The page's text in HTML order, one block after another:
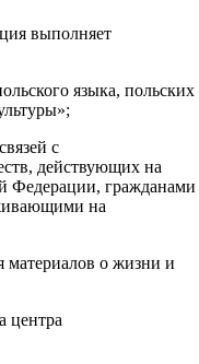
выполняет
языка, польских
с
действующих на
Федерации, гражданами
на
материалов о жизни и
центра